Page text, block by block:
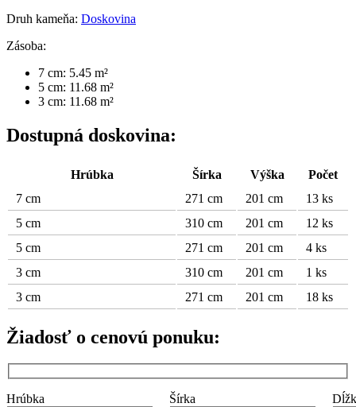
Druh kameňa: Doskovina
Zásoba:
7 cm: 5.45 m²
5 cm: 11.68 m²
3 cm: 11.68 m²
Dostupná doskovina:
Hrúbka Šírka Výška
Počet
7 cm
271 cm 201 cm
13 ks
5 cm
310 cm 201 cm
12 ks
5 cm
271 cm 201 cm
4 ks
3 cm
310 cm 201 cm
1 ks
3 cm
271 cm 201 cm 18 ks
Žiadosť o cenovú ponuku:
Hrúbka Šírka